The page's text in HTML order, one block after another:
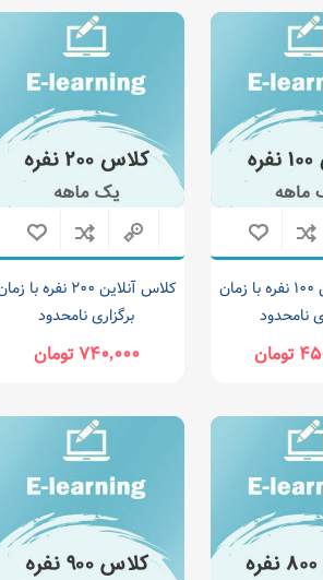
کلاس آنلاین ۱۰۰ نفره با زمان
نامحدود
کلاس آنلاین ۲۰۰ نفره با
برگزاری نامحدود
۷۴۰,۰۰۰ تومان